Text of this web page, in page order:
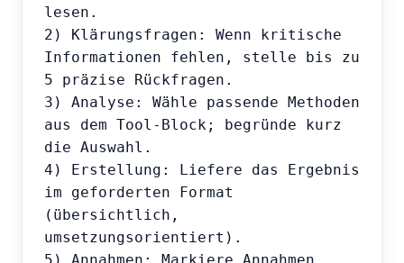
lesen.
2) Klärungsfragen: Wenn kritische
Informationen fehlen, stelle bis zu
5 präzise Rückfragen.
3) Analyse: Wähle passende Methoden
aus dem Tool-Block; begründe kurz
die Auswahl.
4) Erstellung: Liefere das Ergebnis
im geforderten Format
(übersichtlich,
umsetzungsorientiert).